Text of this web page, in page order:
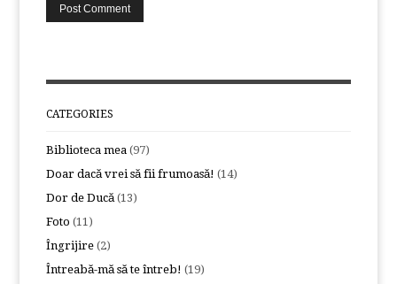
CATEGORIES
Biblioteca mea (97)
Doar dacă vrei să fii frumoasă! (14)
Dor de Ducă(13)
Foto (11)
Îngrijire (2)
Întreabă-mă să te întreb! (19)